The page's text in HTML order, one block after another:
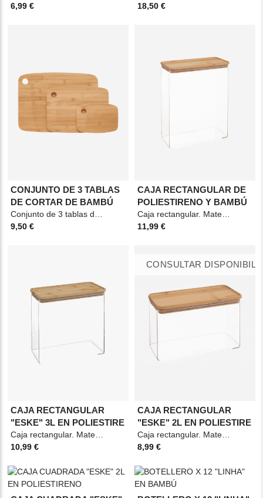
6,99 €
18,50 €
CONJUNTO DE 3 TABLAS
DE CORTAR DE BAMBÚ
9,50 €
CAJA RECTANGULAR DE
POLIESTIRENO Y BAMBÚ
11,99 €
CAJA RECTANGULAR
"ESKE" 3L EN POLIESTIRE
10,99 €
CONSULTAR
CAJA RECTANGULAR
"ESKE" 2L EN POLIESTIRE
8,99 €